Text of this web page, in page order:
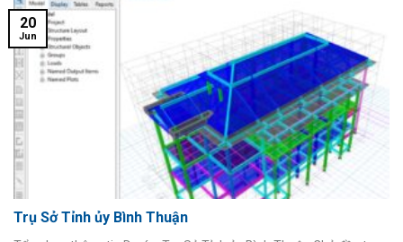
Trụ Sở Tỉnh ủy Bình Thuận
20
Jun